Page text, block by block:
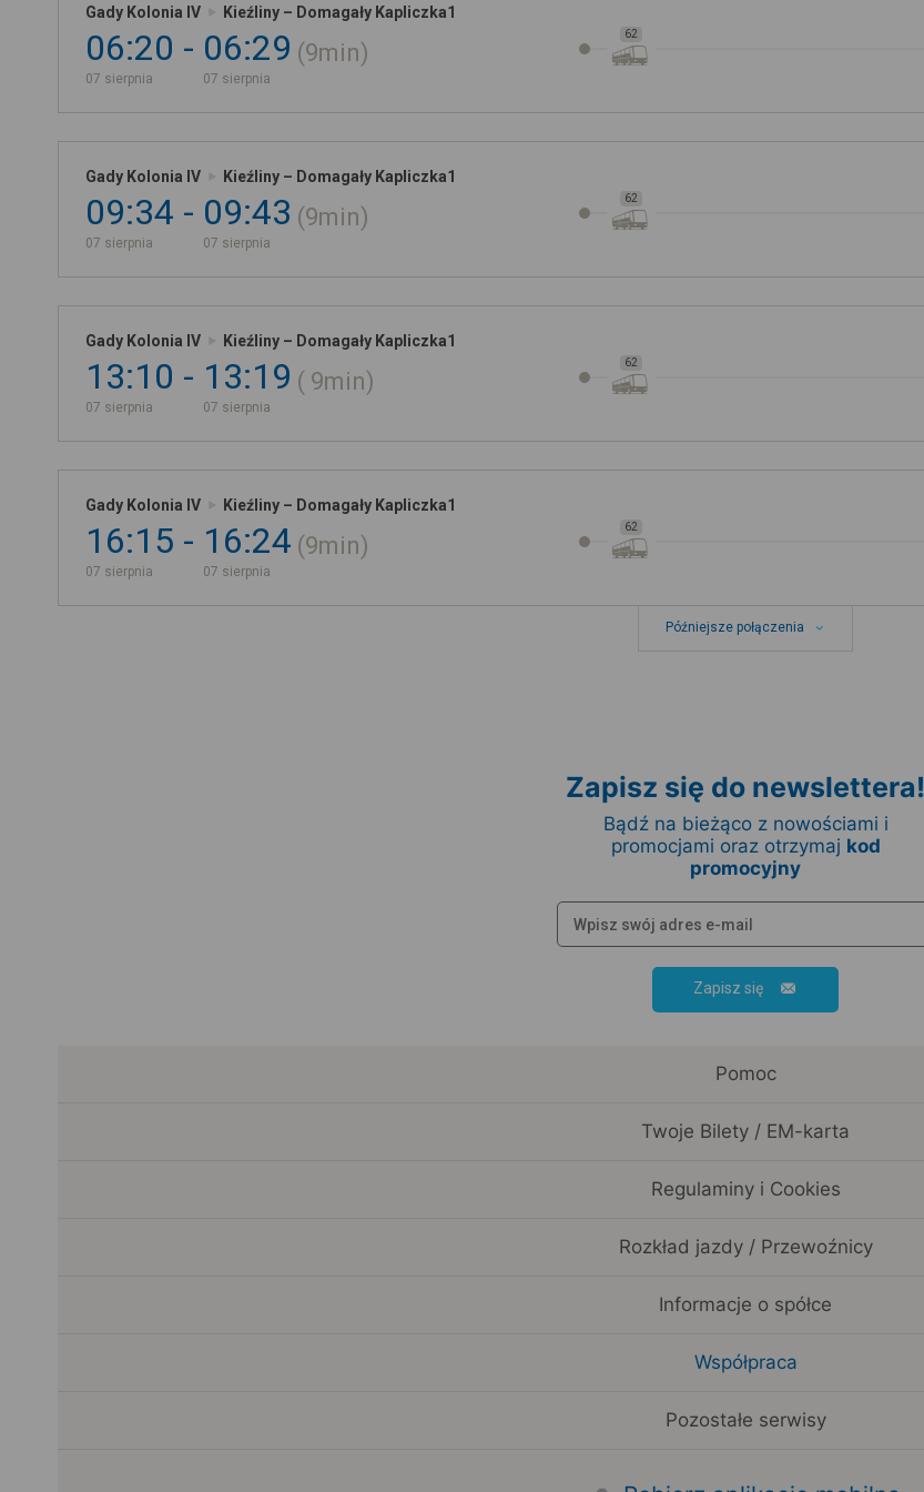
Gady Kolonia IV Kieźliny – Domagały Kapliczka1
06:20
07 sierpnia
06:29
07 sierpnia
9min
62
Gady Kolonia IV Kieźliny – Domagały Kapliczka1
09:34
07 sierpnia
09:43
07 sierpnia
9min
62
Gady Kolonia IV Kieźliny – Domagały Kapliczka1
13:10
07 sierpnia
13:19
07 sierpnia
9min
62
Gady Kolonia IV Kieźliny – Domagały Kapliczka1
16:15
07 sierpnia
16:24
07 sierpnia
9min
62
Późniejsze połączenia
Zapisz się do newslettera!
Bądź na bieżąco z nowościami i
promocjami oraz otrzymaj kod
promocyjny
Zapisz się
Pomoc
Twoje Bilety / EM-karta
Regulaminy i Cookies
Rozkład jazdy / Przewoźnicy
Informacje o spółce
Współpraca
Pozostałe serwisy